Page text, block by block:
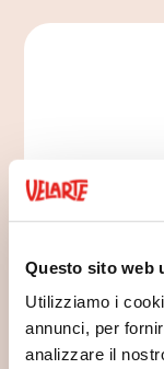
Questo sito web
Utilizziamo i
annunci, per
analizzare il